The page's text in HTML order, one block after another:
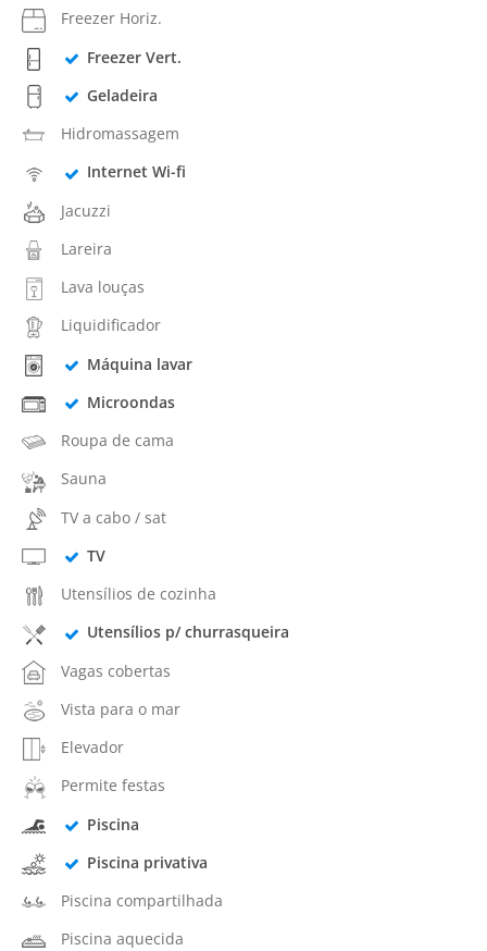
Freezer Horiz.
Freezer Vert.
Geladeira
Hidromassagem
Internet Wi-fi
Jacuzzi
Lareira
Lava louças
Liquidificador
Máquina lavar
Microondas
Roupa de cama
Sauna
TV a cabo / sat
TV
Utensílios de cozinha
Utensílios p/ churrasqueira
Vagas cobertas
Vista para o mar
Elevador
Permite festas
Piscina
Piscina privativa
Piscina compartilhada
Piscina aquecida